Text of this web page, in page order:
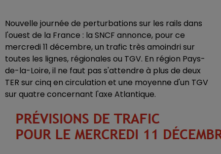
Nouvelle journée de perturbations sur les rails dans
l'ouest de la France : la SNCF annonce, pour ce
mercredi 11 décembre, un trafic très amoindri sur
toutes les lignes, régionales ou TGV. En région Pays-
de-la-Loire, il ne faut pas s'attendre à plus de deux
TER sur cinq en circulation et une moyenne d'un TGV
sur quatre concernant l'axe Atlantique.